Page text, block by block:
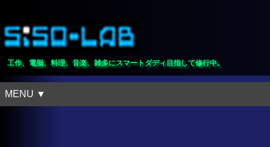
工作、電脳、料理、音楽、雑多にスマートダディ目指して修行中。
MENU ▼